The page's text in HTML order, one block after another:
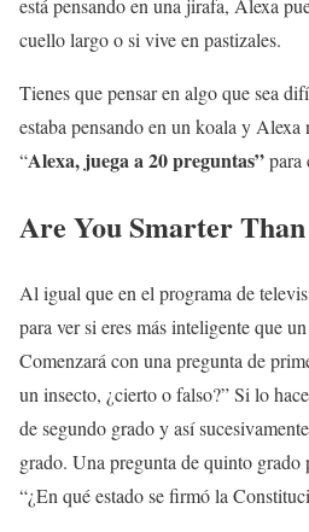
está pensando en una jirafa, Alexa
cuello largo o si vive en pastizales.
Tienes que pensar en algo que sea
estaba pensando en un koala y
“Alexa, juega a 20 preguntas”para
Are You Smarter
Al igual que en el programa de
para ver si eres más inteligente que
Comenzará con una pregunta de
un insecto, ¿cierto o falso?” Si lo
de segundo grado y así
grado. Una pregunta de quinto grado
“¿En qué estado se firmó la